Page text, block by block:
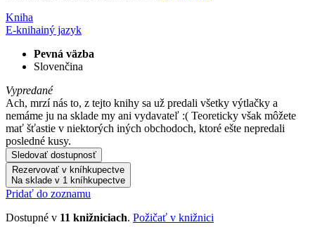
Kniha
E-knihainý jazyk
Pevná väzba
Slovenčina
Vypredané
Ach, mrzí nás to, z tejto knihy sa už predali všetky výtlačky a
nemáme ju na sklade my ani vydavateľ :( Teoreticky však môžete
mať šťastie v niektorých iných obchodoch, ktoré ešte nepredali
posledné kusy.
Sledovať dostupnosť
Rezervovať v kníhkupectve
Na sklade v 1 kníhkupectve
Pridať do zoznamu
Dostupné v 11 knižniciach. Požičať v knižnici